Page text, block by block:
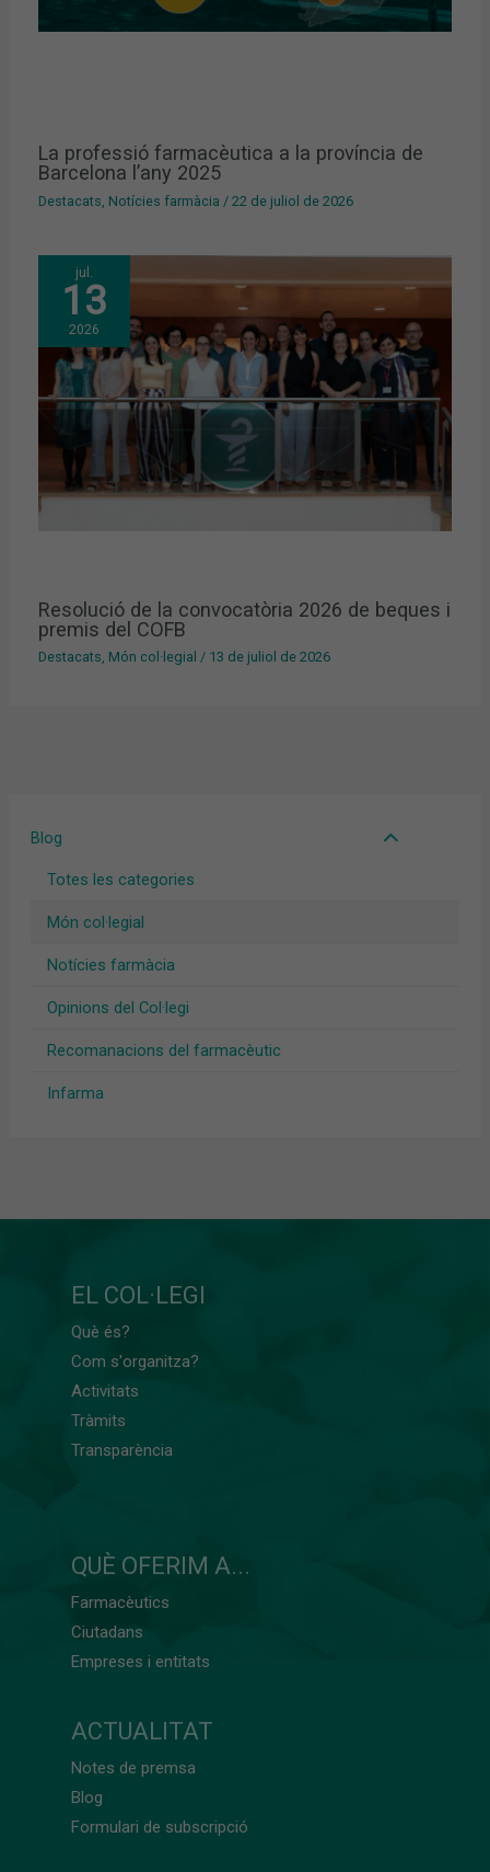
Blog
Totes les categories
Món col·legial
Notícies farmàcia
Opinions del Col·legi
Recomanacions del farmacèutic
Infarma
La professió farmacèutica a la província de
Barcelona l’any 2025
Destacats Notícies farmàcia /22 de juliol de 2026
jul.
13
2026
Resolució de la convocatòria 2026 de beques i
premis del COFB
Destacats, Món col·legial / 13 de juliol de 2026
EL COL·LEGI
Què és?
Com s'organitza?
Activitats
Tràmits
Transparència
QUÈ OFERIM A...
Farmacèutics
Ciutadans
Empreses i entitats
ACTUALITAT
Notes de premsa
Blog
Formulari de subscripció